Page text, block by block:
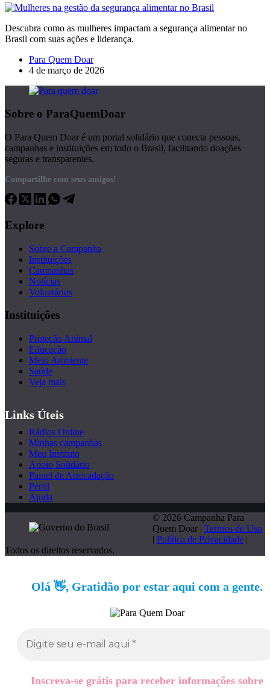
Descubra como as mulheres impactam a segurança alimentar no
Brasil com suas ações e liderança.
Para Quem Doar
4 de março de 2026
Sobre o ParaQuemDoar
O Para Quem Doar é um portal solidário que conecta pessoas,
campanhas e instituições em todo o Brasil, facilitando doações
seguras e transparentes.
Compartilhe com seus amigos!
Explore
Sobre a Campanha
Instituições
Campanhas
Notícias
Voluntários
Instituições
Proteção Animal
Educação
Meio Ambiente
Saúde
Veja mais
Links Úteis
Rádios Online
Minhas campanhas
Meu Instituto
Apoio Solidário
Painel de Arrecadação
Perfil
Ajuda
© 2026 Campanha Para
Quem Doar | Termos de Uso
| Política de Privacidade |
Todos os direitos reservados.
Olá 👋, Gratidão por estar aqui com a gente.
Inscreva-se grátis para receber informações sobre